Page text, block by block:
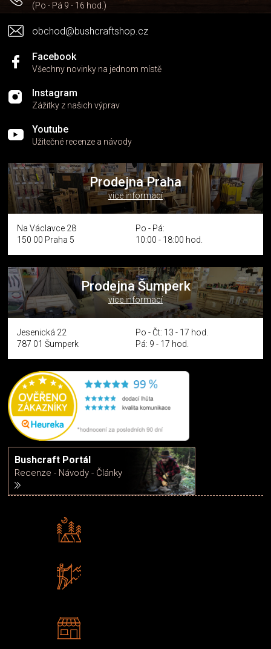
(Po - Pá 9 - 16 hod.)
obchod@bushcraftshop.cz
Facebook
Všechny novinky na jednom místě
Instagram
Zážitky z našich výprav
Youtube
Užitečné recenze a návody
Prodejna Praha
více informací
Na Václavce 28
150 00 Praha 5
Po - Pá:
10:00 - 18:00 hod.
Prodejna Šumperk
více informací
Jesenická 22
787 01 Šumperk
Po - Čt: 13 - 17 hod.
Pá: 9 - 17 hod.
Bushcraft Portál
Recenze - Návody - Články